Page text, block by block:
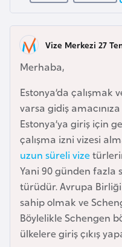
Vize Merkezi 27
Merhaba,
Estonya’da çalışmak
varsa gidiş
Estonya’ya giriş için
çalışma izni vizesi
uzun süreli vize
Yani 90 günden fazla
türüdür. Avrupa
sahip olmak ve
Böylelikle Schengen
ülkelere giriş çıkış
e
r
b
a
c
a
n
B
a
h
r
e
y